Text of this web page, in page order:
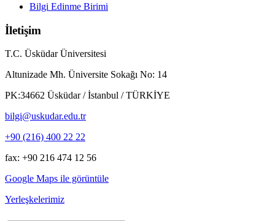
Bilgi Edinme Birimi
İletişim
T.C. Üsküdar Üniversitesi
Altunizade Mh. Üniversite Sokağı No: 14
PK:34662 Üsküdar / İstanbul / TÜRKİYE
bilgi@uskudar.edu.tr
+90 (216) 400 22 22
fax: +90 216 474 12 56
Google Maps ile görüntüle
Yerleşkelerimiz